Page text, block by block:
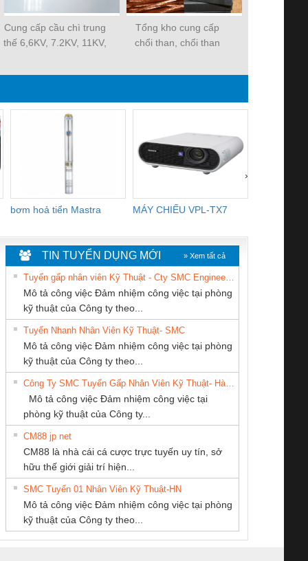
Cung cấp cầu chì trung
thế 6,6KV, 7.2KV, 11KV,
Tổng kho cung cấp
chổi than, chổi than
bơm hoả tiển Mastra MÁY CHIẾU VPL-TX7
›
An Toàn
Contact
– PSR-
SCP-
FSP/2X1/1X2
sát chuỗi
tấm pin
16I+
(2502520000)
Bộ giám sát chuỗi
tấm pin
TRANSCLINIC 16I+
1K5 L (2433950000)
Bộ giám sát dòng
TRANSCLINIC 16I+
(2008130000)
Bộ chỉnh lưu nguồn
điện TRANSCLINIC
BKE 1K5.4
(7791400879)2. Giá
Nẹp nhôm chống
trơn Đà Nẵng
TY TNHH
DV DAI DONG
Cty TNHH TM QC
Ba Miền
CÔNG TY TNHH
DỊCH VỤ KỸ
THUẬT ĐIỆN CƠ
GIA HƯNG PHÁT
TY TNHH
THUẬT KTECH
NAM
PHẦN DÂY VÀ
CÁP ĐIỆN
THƯỢNG ĐÌNH
THIẾT BỊ CÔNG
NAM
TIN TUYỂN DỤNG MỚI » Xem tất cả
Mô tả công việc Đảm nhiệm công việc tại phòng
kỹ thuật của Công ty theo...
Tuyển Nhanh Nhân Viên Kỹ Thuật- SMC
Mô tả công việc Đảm nhiệm công việc tại phòng
kỹ thuật của Công ty theo...
Mô tả công việc Đảm nhiệm công việc tại
phòng kỹ thuật của Công ty...
CM88 jp net
CM88 là nhà cái cá cược trực tuyến uy tín, sở
hữu thế giới giải trí hiện...
SMC Tuyển 01 Nhân Viên Kỹ Thuật-HN
Mô tả công việc Đảm nhiệm công việc tại phòng
kỹ thuật của Công ty theo...